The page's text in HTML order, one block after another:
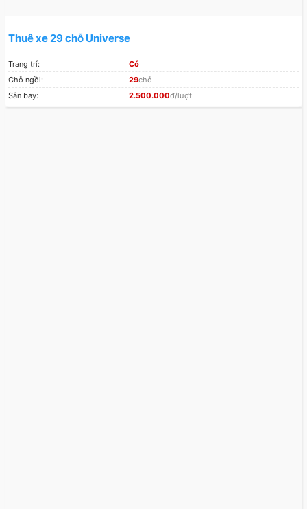
Thuê xe 29 chỗ Universe
Trang trí:
Có
Chỗ ngồi:
29chỗ
Sân bay:
2.500.000đ/lượt